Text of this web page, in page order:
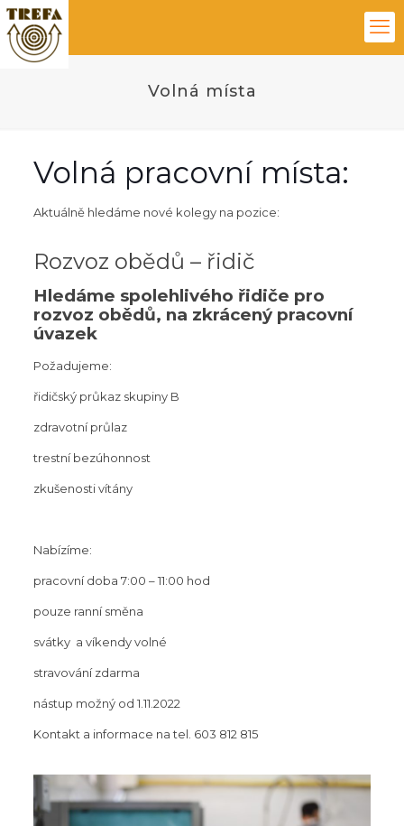
Volná místa
Volná pracovní místa:
Aktuálně hledáme nové kolegy na pozice:
Rozvoz obědů – řidič
Hledáme spolehlivého řidiče pro
rozvoz obědů, na zkrácený pracovní
úvazek
Požadujeme:
řidičský průkaz skupiny B
zdravotní průlaz
trestní bezúhonnost
zkušenosti vítány
Nabízíme:
pracovní doba 7:00 – 11:00 hod
pouze ranní směna
svátky a víkendy volné
stravování zdarma
nástup možný od 1.11.2022
Kontakt a informace na tel. 603 812 815